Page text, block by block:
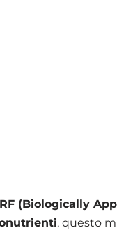
(Biologically
, questo